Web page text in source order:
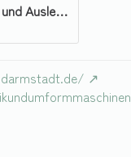
20250814_Entwicklung und Auslegung eines adaptiven Antriebskonzepts für das_V2_gf.pdf